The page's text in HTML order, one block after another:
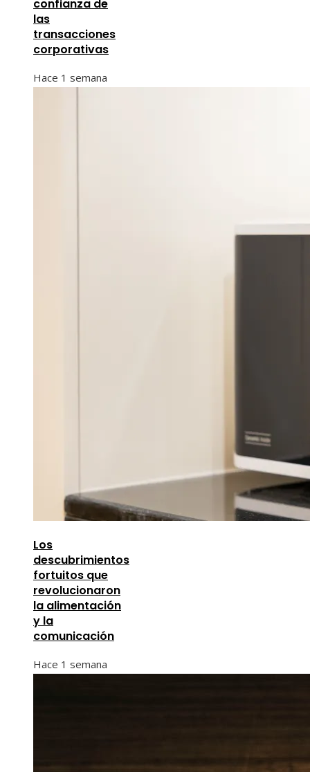
confianza de
las
transacciones
corporativas
Hace 1 semana
Los
descubrimientos
fortuitos que
revolucionaron
la alimentación
y la
comunicación
Hace 1 semana